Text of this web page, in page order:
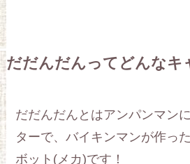
だだんだんってどんなキ
だだんだんとはアンパンマン
ターで、バイキンマンが作っ
ボット(メカ)です！